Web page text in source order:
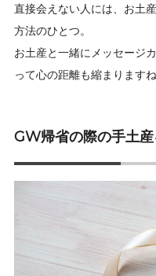
直接会えない人には、お土
方法のひとつ。
お土産と一緒にメッセージ
って心の距離も縮まりますね
GW帰省の際の手土